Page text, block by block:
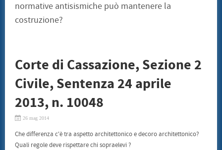
normative antisismiche può mantenere la
costruzione?
Corte di Cassazione, Sezione 2
Civile, Sentenza 24 aprile
2013, n. 10048
26 mag 2014
Che differenza c'è tra aspetto architettonico e decoro architettonico?
Quali regole deve rispettare chi sopraelevi ?